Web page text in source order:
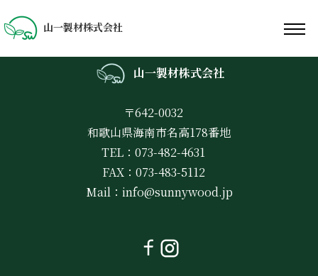
山一製材株式会社
山一製材株式会社
〒642-0032
和歌山県海南市名高178番地
TEL：073-482-4631
FAX：073-483-5112
Mail： info@sunnywood.jp